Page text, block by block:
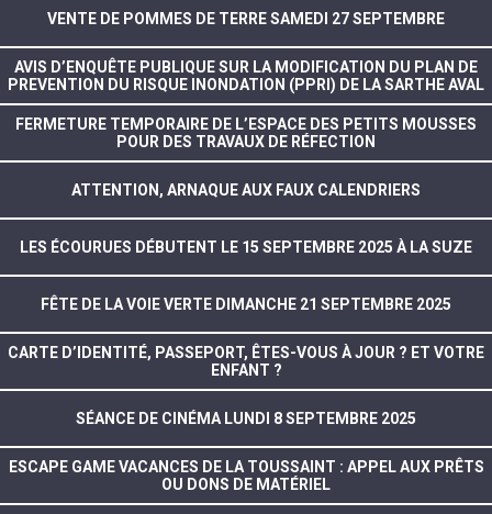
VENTE DE POMMES DE TERRE SAMEDI 27 SEPTEMBRE
AVIS D’ENQUÊTE PUBLIQUE SUR LA MODIFICATION DU PLAN DE
PREVENTION DU RISQUE INONDATION (PPRI) DE LA SARTHE AVAL
FERMETURE TEMPORAIRE DE L’ESPACE DES PETITS MOUSSES
POUR DES TRAVAUX DE RÉFECTION
ATTENTION, ARNAQUE AUX FAUX CALENDRIERS
LES ÉCOURUES DÉBUTENT LE 15 SEPTEMBRE 2025 À LA SUZE
FÊTE DE LA VOIE VERTE DIMANCHE 21 SEPTEMBRE 2025
CARTE D’IDENTITÉ, PASSEPORT, ÊTES-VOUS À JOUR ? ET VOTRE
ENFANT ?
SÉANCE DE CINÉMA LUNDI 8 SEPTEMBRE 2025
ESCAPE GAME VACANCES DE LA TOUSSAINT : APPEL AUX PRÊTS
OU DONS DE MATÉRIEL